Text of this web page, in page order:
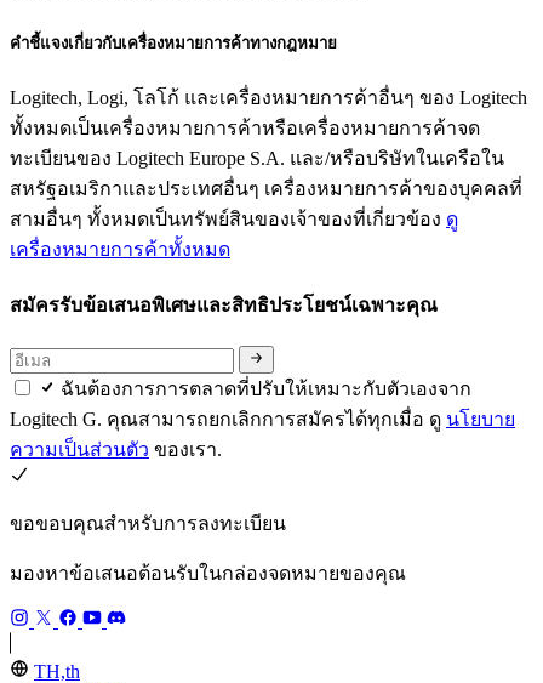
คำชี้แจงเกี่ยวกับเครื่องหมายการค้าทางกฎหมาย
Logitech, Logi, โลโก้ และเครื่องหมายการค้าอื่นๆ ของ Logitech
ทั้งหมดเป็นเครื่องหมายการค้าหรือเครื่องหมายการค้าจด
ทะเบียนของ Logitech Europe S.A. และ/หรือบริษัทในเครือใน
สหรัฐอเมริกาและประเทศอื่นๆ เครื่องหมายการค้าของบุคคลที่
สามอื่นๆ ทั้งหมดเป็นทรัพย์สินของเจ้าของที่เกี่ยวข้อง ดู
เครื่องหมายการค้าทั้งหมด
สมัครรับข้อเสนอพิเศษและสิทธิประโยชน์เฉพาะคุณ
ฉันต้องการการตลาดที่ปรับให้เหมาะกับตัวเองจาก
Logitech G. คุณสามารถยกเลิกการสมัครได้ทุกเมื่อ ดู นโยบาย
ความเป็นส่วนตัว ของเรา.
ขอขอบคุณสำหรับการลงทะเบียน
มองหาข้อเสนอต้อนรับในกล่องจดหมายของคุณ
TH,th